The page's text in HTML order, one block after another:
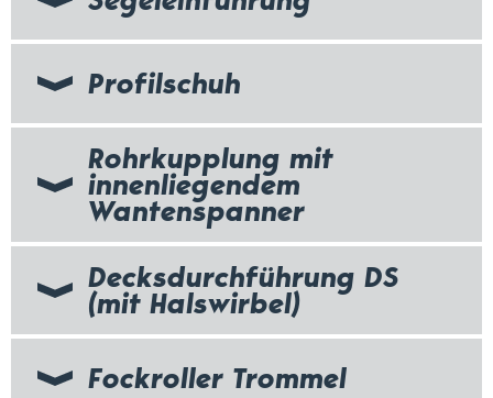
Profilschuh
Rohrkupplung mit
innenliegendem
Wantenspanner
Decksdurchführung DS
(mit Halswirbel)
Fockroller Trommel